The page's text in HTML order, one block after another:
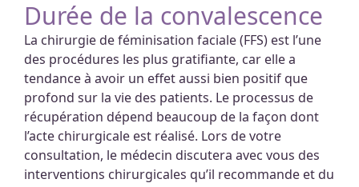
Durée de la convalescence
La chirurgie de féminisation faciale (FFS) est l’une
des procédures les plus gratifiante, car elle a
tendance à avoir un effet aussi bien positif que
profond sur la vie des patients. Le processus de
récupération dépend beaucoup de la façon dont
l’acte chirurgicale est réalisé. Lors de votre
consultation, le médecin discutera avec vous des
interventions chirurgicales qu’il recommande et du